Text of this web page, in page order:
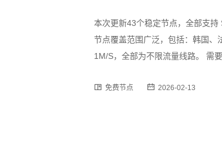
本次更新43个稳定节点，全部支
节点覆盖范围广泛，包括：韩国、
1M/S，全部为不限流量线路。 需
订阅格式，用户可通过以下链
免费节点 2026-02-13